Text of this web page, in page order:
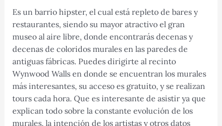
Es un barrio hipster, el cual está repleto de bares y
restaurantes, siendo su mayor atractivo el gran
museo al aire libre, donde encontrarás decenas y
decenas de coloridos murales en las paredes de
antiguas fábricas. Puedes dirigirte al recinto
Wynwood Walls en donde se encuentran los murales
más interesantes, su acceso es gratuito, y se realizan
tours cada hora. Que es interesante de asistir ya que
explican todo sobre la constante evolución de los
murales, la intención de los artistas y otros datos